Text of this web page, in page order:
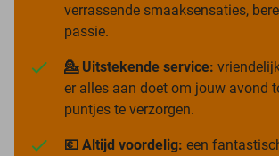
verrassende smaaksensaties,
passie.
💁 Uitstekende service:
er alles aan doet om jouw avond
puntjes te verzorgen.
💶 Altijd voordelig: een